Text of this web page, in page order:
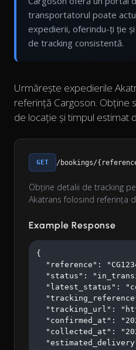
transportatorul poate
expedierii, oferindu-ți ție
de tracking consistentă.
Urmărește expedierile
referință Cargoson. Obține
de locație și timpul estimat
GET /bookings/
Obține detalii de tracking
Akatrans folosind referința
Example Response
{
"reference":
"status":
"latest_status":
"tracking_url":
"confirmed_at":
"collected_at":